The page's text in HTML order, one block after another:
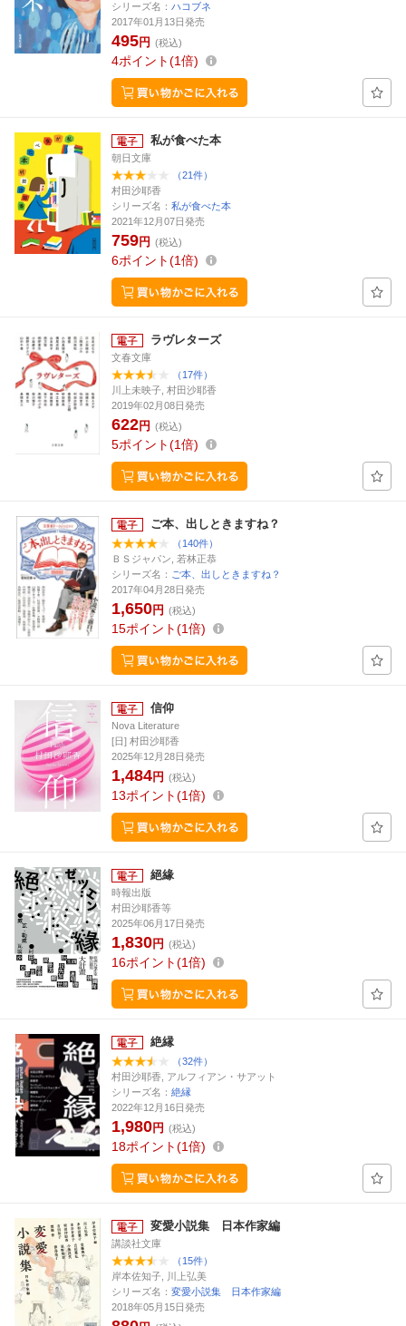
シリーズ名： ハコブネ
2017年01月13日発売
495円 (税込)
4ポイント 1倍
私が食べた本
朝日文庫
（21件）
村田沙耶香
シリーズ名： 私が食べた本
2021年12月07日発売
759円 (税込)
6ポイント 1倍
ラヴレターズ
文春文庫
（17件）
川上未映子, 村田沙耶香
2019年02月08日発売
622円 (税込)
5ポイント 1倍
ご本、出しときますね？
（140件）
ＢＳジャパン, 若林正恭
シリーズ名： ご本、出しときますね？
2017年04月28日発売
1,650円 (税込)
15ポイント 1倍
信仰
Nova Literature
[日] 村田沙耶香
2025年12月28日発売
1,484円 (税込)
13ポイント 1倍
絕緣
時報出版
村田沙耶香等
2025年06月17日発売
1,830円 (税込)
16ポイント 1倍
絶縁
（32件）
村田沙耶香, アルフィアン・サアット
シリーズ名： 絶縁
2022年12月16日発売
1,980円 (税込)
18ポイント 1倍
変愛小説集 日本作家編
講談社文庫
（15件）
岸本佐知子, 川上弘美
シリーズ名： 変愛小説集 日本作家編
2018年05月15日発売